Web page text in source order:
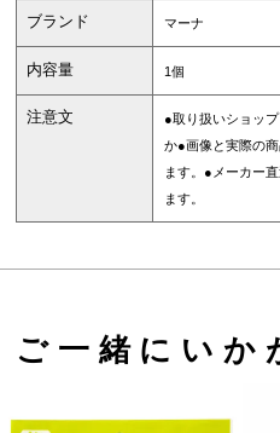
ブランド マーナ
内容量 1個
注意文
●取り扱いショッ
か●画像と実際の
ます。●メーカー
ます。
ご一緒にいか